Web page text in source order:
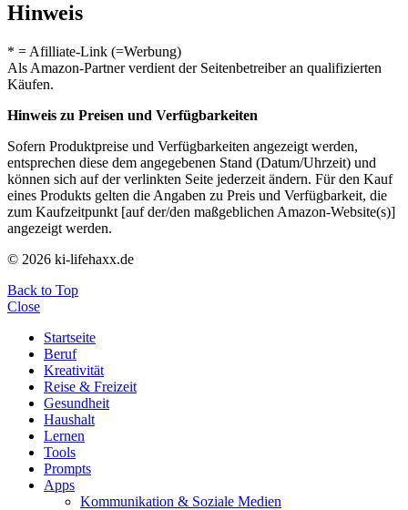
Hinweis
* = Afilliate-Link (=Werbung)
Als Amazon-Partner verdient der Seitenbetreiber an qualifizierten
Käufen.
Hinweis zu Preisen und Verfügbarkeiten
Sofern Produktpreise und Verfügbarkeiten angezeigt werden,
entsprechen diese dem angegebenen Stand (Datum/Uhrzeit) und
können sich auf der verlinkten Seite jederzeit ändern. Für den Kauf
eines Produkts gelten die Angaben zu Preis und Verfügbarkeit, die
zum Kaufzeitpunkt [auf der/den maßgeblichen Amazon-Website(s)]
angezeigt werden.
© 2026 ki-lifehaxx.de
Back to Top
Close
Startseite
Beruf
Kreativität
Reise & Freizeit
Gesundheit
Haushalt
Lernen
Tools
Prompts
Apps
Kommunikation & Soziale Medien